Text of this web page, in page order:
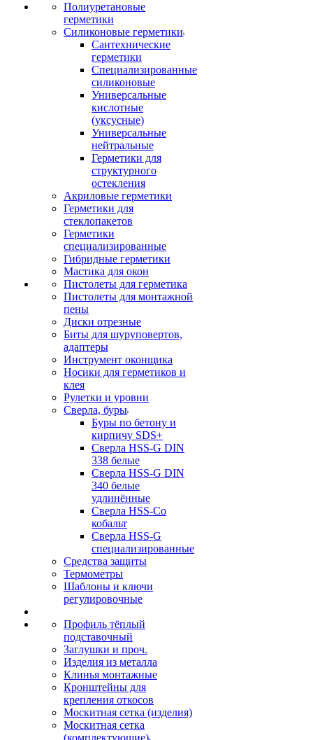
Полиуретановые
герметики
Силиконовые герметики
Сантехнические
герметики
Специализированные
силиконовые
Универсальные
кислотные
(уксусные)
Универсальные
нейтральные
Герметики для
структурного
остекления
Акриловые герметики
Герметики для
стеклопакетов
Герметики
специализированные
Гибридные герметики
Мастика для окон
Пистолеты для герметика
Пистолеты для монтажной
пены
Диски отрезные
Биты для шуруповертов,
адаптеры
Инструмент оконщика
Носики для герметиков и
клея
Рулетки и уровни
Сверла, буры
Буры по бетону и
кирпичу SDS+
Сверла HSS-G DIN
338 белые
Сверла HSS-G DIN
340 белые
удлинённые
Сверла HSS-Co
кобальт
Сверла HSS-G
специализированные
Средства защиты
Термометры
Шаблоны и ключи
регулировочные
Профиль тёплый
подставочный
Заглушки и проч.
Изделия из металла
Клинья монтажные
Кронштейны для
крепления откосов
Москитная сетка (изделия)
Москитная сетка
(комплектующие)